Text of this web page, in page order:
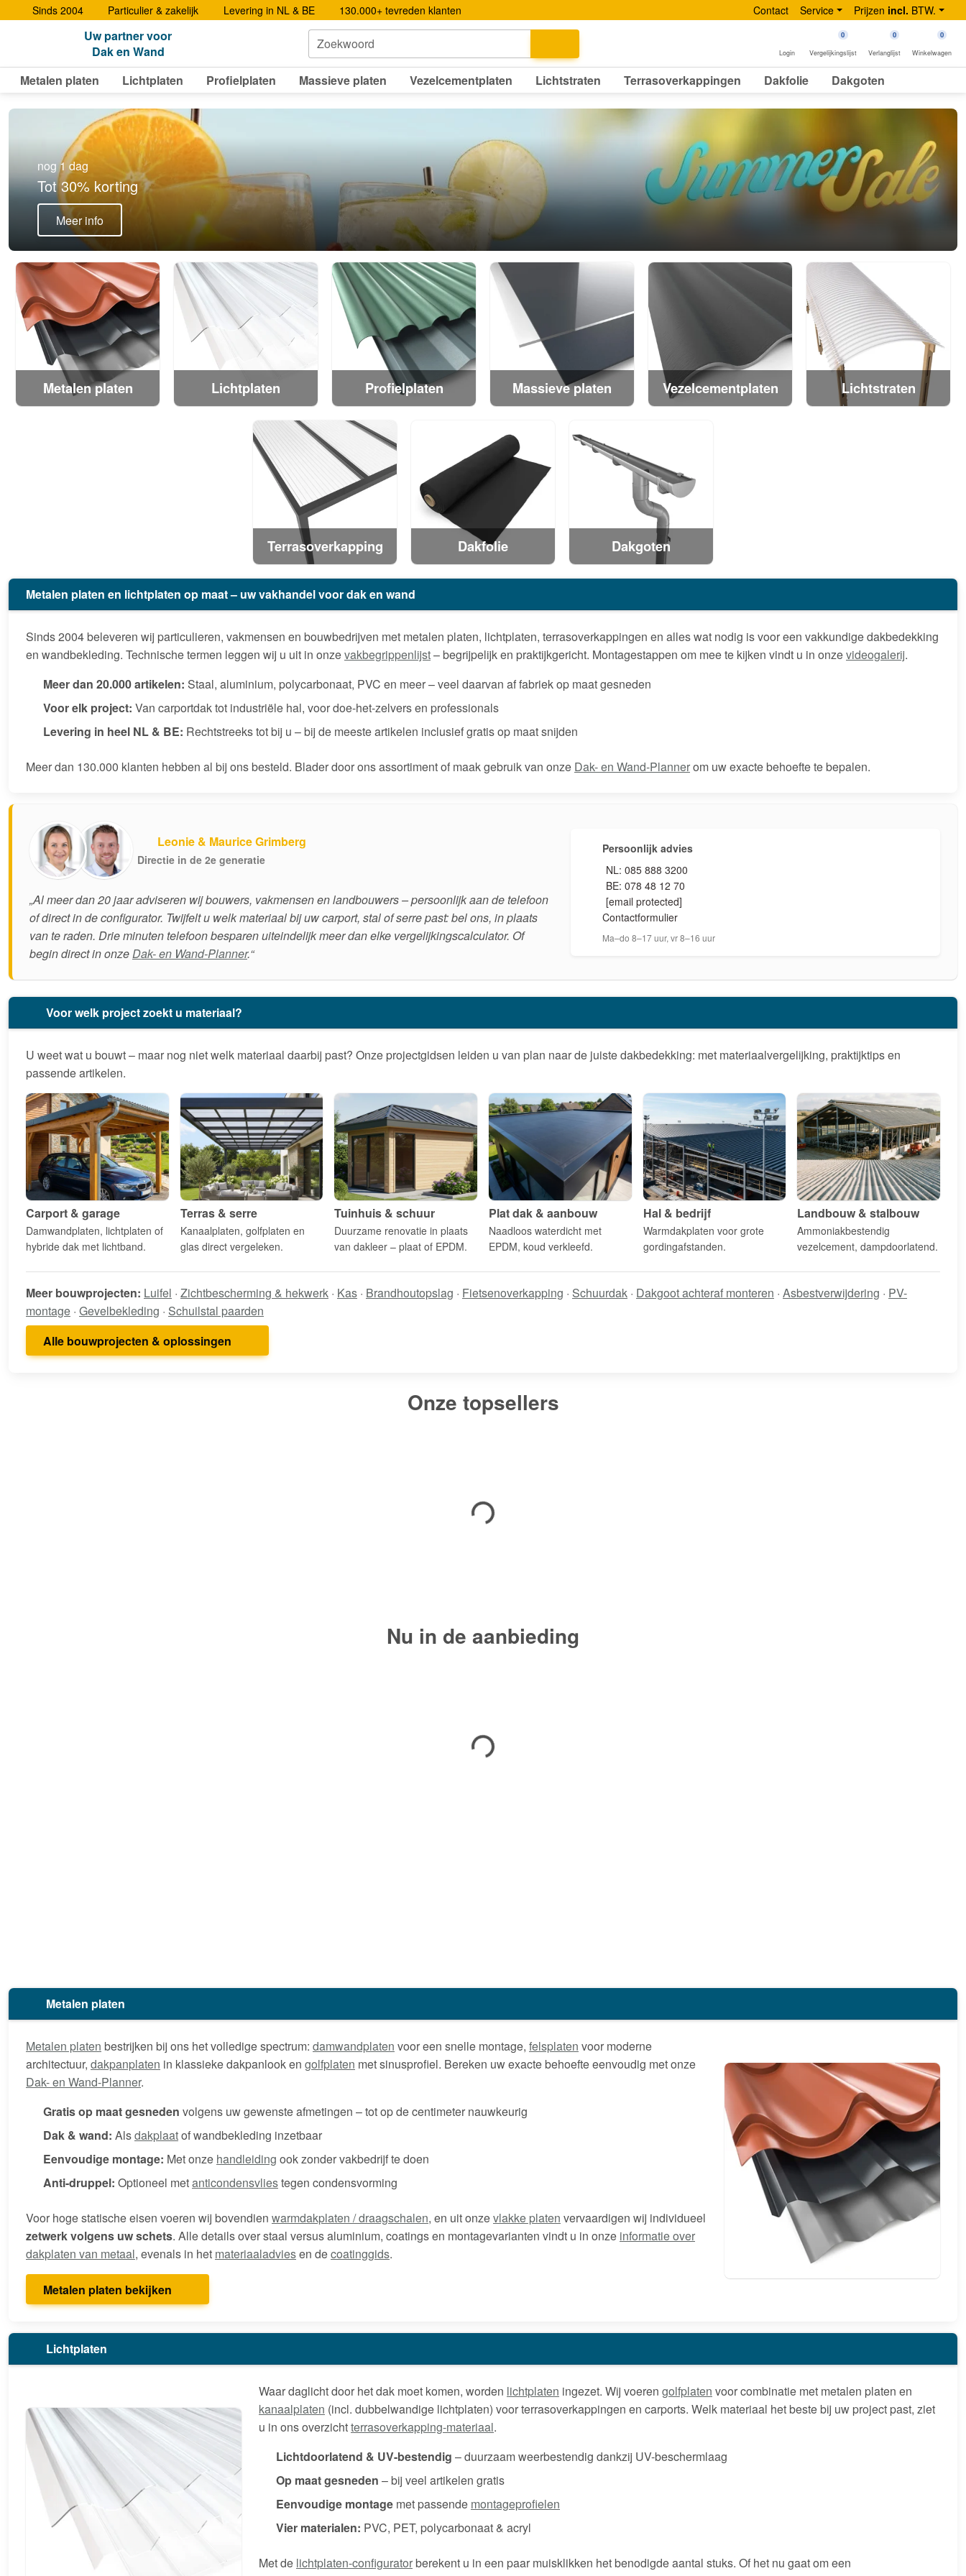
Sinds 2004 Particulier & zakelijk Levering in NL & BE 130.000+ tevreden klanten Contact Service Prijzen incl. BTW.
Uw partner voor
Dak en Wand
Zoekwoord
Login
0
Vergelijkingslijst
0
Verlanglijst
0
Winkelwagen
Metalen platen Lichtplaten Profielplaten Massieve platen Vezelcementplaten Lichtstraten Terrasoverkappingen Dakfolie Dakgoten
nog 1 dag
Tot 30% korting
Meer info
Metalen platen Lichtplaten Profielplaten Massieve platen Vezelcementplaten Lichtstraten
Terrasoverkapping Dakfolie Dakgoten
Metalen platen en lichtplaten op maat – uw vakhandel voor dak en wand
Sinds 2004 beleveren wij particulieren, vakmensen en bouwbedrijven met metalen platen, lichtplaten, terrasoverkappingen en alles wat nodig is voor een vakkundige dakbedekking
en wandbekleding. Technische termen leggen wij u uit in onzevakbegrippenlijst– begrijpelijk en praktijkgericht. Montagestappen om mee te kijken vindt u in onzevideogalerij.
Meer dan 20.000 artikelen: Staal, aluminium, polycarbonaat, PVC en meer – veel daarvan af fabriek op maat gesneden
Voor elk project: Van carportdak tot industriële hal, voor doe-het-zelvers en professionals
Levering in heel NL & BE: Rechtstreeks tot bij u – bij de meeste artikelen inclusief gratis op maat snijden
Meer dan 130.000 klanten hebben al bij ons besteld. Blader door ons assortiment of maak gebruik van onze Dak- en Wand-Plannerom uw exacte behoefte te bepalen.
Leonie & Maurice Grimberg
Directie in de 2e generatie
„Al meer dan 20 jaar adviseren wij bouwers, vakmensen en landbouwers – persoonlijk aan de telefoon
of direct in de configurator. Twijfelt u welk materiaal bij uw carport, stal of serre past: bel ons, in plaats
van te raden. Drie minuten telefoon besparen uiteindelijk meer dan elke vergelijkingscalculator. Of
begin direct in onzeDak- en Wand-Planner.“
Persoonlijk advies
NL: 085 888 3200
BE: 078 48 12 70
[email protected]
Contactformulier
Ma–do 8–17 uur, vr 8–16 uur
Voor welk project zoekt u materiaal?
U weet wat u bouwt – maar nog niet welk materiaal daarbij past? Onze projectgidsen leiden u van plan naar de juiste dakbedekking: met materiaalvergelijking, praktijktips en
passende artikelen.
Carport & garage
Damwandplaten, lichtplaten of
hybride dak met lichtband.
Terras & serre
Kanaalplaten, golfplaten en
glas direct vergeleken.
Tuinhuis & schuur
Duurzame renovatie in plaats
van dakleer – plaat of EPDM.
Plat dak & aanbouw
Naadloos waterdicht met
EPDM, koud verkleefd.
Hal & bedrijf
Warmdakplaten voor grote
gordingafstanden.
Landbouw & stalbouw
Ammoniakbestendig
vezelcement, dampdoorlatend.
Meer bouwprojecten: Luifel · Zichtbescherming & hekwerk · Kas · Brandhoutopslag · Fietsenoverkapping · Schuurdak · Dakgoot achteraf monteren · Asbestverwijdering · PV-
montage · Gevelbekleding · Schuilstal paarden
Alle bouwprojecten & oplossingen
Onze topsellers
Nu in de aanbieding
Metalen platen
Metalen platen bestrijken bij ons het volledige spectrum: damwandplaten voor een snelle montage, felsplaten voor moderne
architectuur, dakpanplaten in klassieke dakpanlook en golfplaten met sinusprofiel. Bereken uw exacte behoefte eenvoudig met onze
Dak- en Wand-Planner.
Gratis op maat gesneden volgens uw gewenste afmetingen – tot op de centimeter nauwkeurig
Dak & wand: Alsdakplaatof wandbekleding inzetbaar
Eenvoudige montage: Met onze handleiding ook zonder vakbedrijf te doen
Anti-druppel: Optioneel metanticondensvliestegen condensvorming
Voor hoge statische eisen voeren wij bovendien warmdakplaten / draagschalen, en uit onzevlakke platen vervaardigen wij individueel
zetwerk volgens uw schets. Alle details over staal versus aluminium, coatings en montagevarianten vindt u in onze informatie over
dakplaten van metaal, evenals in het materiaaladviesen decoatinggids.
Metalen platen bekijken
Lichtplaten
Waar daglicht door het dak moet komen, worden lichtplaten ingezet. Wij voeren golfplaten voor combinatie met metalen platen en
kanaalplaten (incl. dubbelwandige lichtplaten) voor terrasoverkappingen en carports. Welk materiaal het beste bij uw project past, ziet
u in ons overzichtterrasoverkapping-materiaal.
Lichtdoorlatend & UV-bestendig – duurzaam weerbestendig dankzij UV-beschermlaag
Op maat gesneden – bij veel artikelen gratis
Eenvoudige montage met passende montageprofielen
Vier materialen: PVC, PET, polycarbonaat & acryl
Met de lichtplaten-configuratorberekent u in een paar muisklikken het benodigde aantal stuks. Of het nu gaat om een